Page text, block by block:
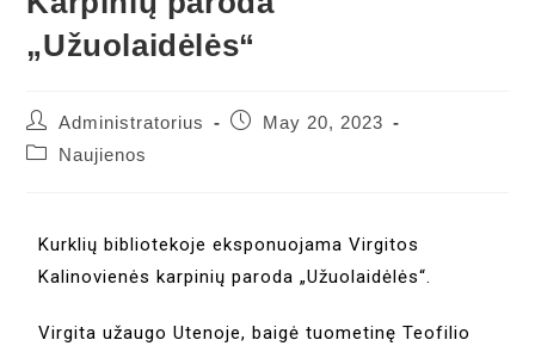
„Užuolaidėlės“
Administratorius
May 20, 2023
Naujienos
Kurklių bibliotekoje eksponuojama Virgitos
Kalinovienės karpinių paroda „Užuolaidėlės“.
Virgita užaugo Utenoje, baigė tuometinę Teofilio